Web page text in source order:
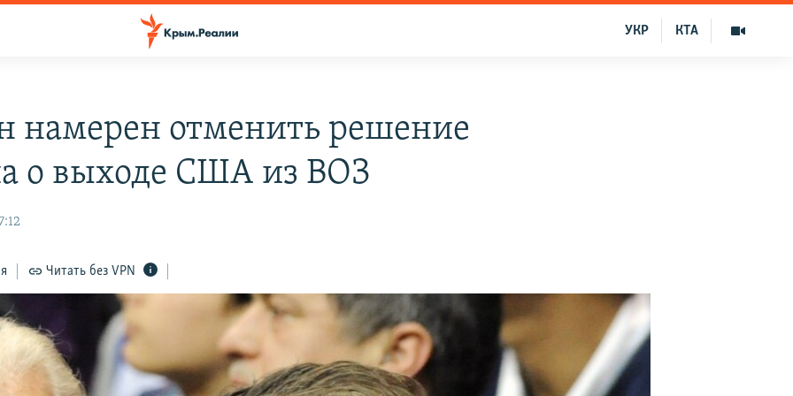
КТА
УКР
намерен отменить решение
о выходе США из ВОЗ
Читать без VPN